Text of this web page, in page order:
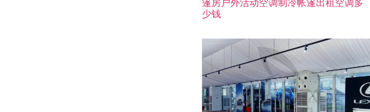
篷房户外活动空调制冷帐篷出租空调多
少钱